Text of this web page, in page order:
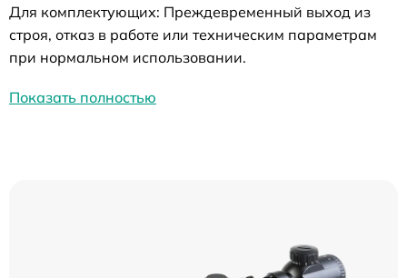
Для комплектующих: Преждевременный выход из
строя, отказ в работе или техническим параметрам
при нормальном использовании.
Показать полностью